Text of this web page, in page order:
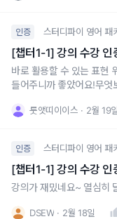
인증 스터디파이 영어 패
[챕터1-1] 강의 수강 인
바로 활용할 수 있는 표현
들어주니까 좋았어요!무엇
룻앳띠이이스 2월 19일
인증 스터디파이 영어 패
[챕터1-1] 강의 수강 인
강의가 재밌네요~ 열심히
DSEW 2월 18일